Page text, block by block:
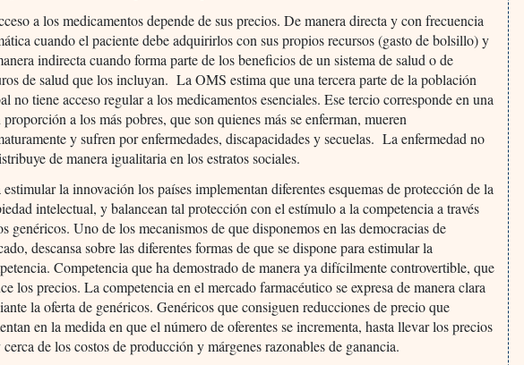
a los medicamentos depende de sus precios. De manera directa y con frecuencia
cuando el paciente debe adquirirlos con sus propios recursos (gasto de bolsillo) y
indirecta cuando forma parte de los beneficios de un sistema de salud o de
de salud que los incluyan. La OMS estima que una tercera parte de la población
no tiene acceso regular a los medicamentos esenciales. Ese tercio corresponde en una
proporción a los más pobres, que son quienes más se enferman, mueren
y sufren por enfermedades, discapacidades y secuelas. La enfermedad no
de manera igualitaria en los estratos sociales.
estimular la innovación los países implementan diferentes esquemas de protección de la
intelectual, y balancean tal protección con el estímulo a la competencia a través
genéricos. Uno de los mecanismos de que disponemos en las democracias de
descansa sobre las diferentes formas de que se dispone para estimular la
Competencia que ha demostrado de manera ya difícilmente controvertible, que
los precios. La competencia en el mercado farmacéutico se expresa de manera clara
la oferta de genéricos. Genéricos que consiguen reducciones de precio que
en la medida en que el número de oferentes se incrementa, hasta llevar los precios
de los costos de producción y márgenes razonables de ganancia.